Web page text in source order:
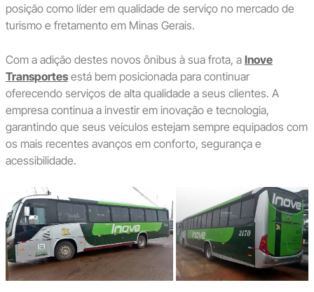
posição como líder em qualidade de serviço no mercado de
turismo e fretamento em Minas Gerais.
Com a adição destes novos ônibus à sua frota, a Inove
Transportesestá bem posicionada para continuar
oferecendo serviços de alta qualidade a seus clientes. A
empresa continua a investir em inovação e tecnologia,
garantindo que seus veículos estejam sempre equipados com
os mais recentes avanços em conforto, segurança e
acessibilidade.